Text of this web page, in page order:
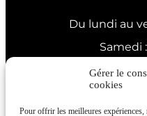
Gérer le
cookies
Pour offrir les meilleures
Du lundi au
Samedi
Siret :